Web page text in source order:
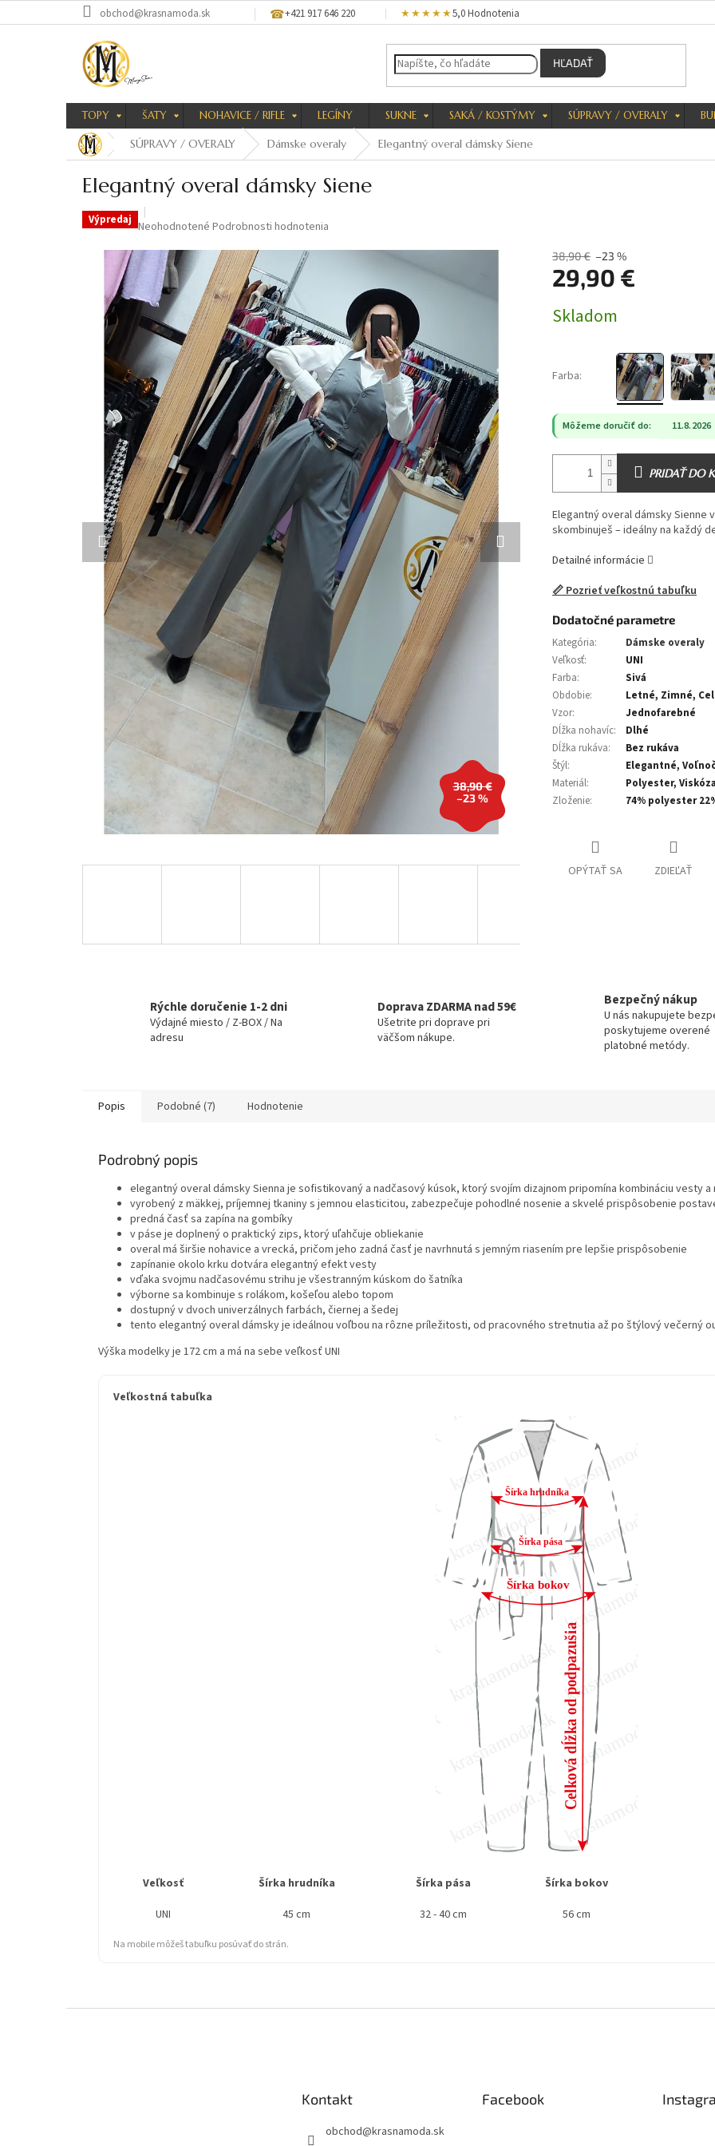
na
obchod@krasnamoda.sk +421 917 646 220 ★★★★★5,0 Hodnotenia
HĽADAŤ
TOPY ŠATY NOHAVICE / RIFLE LEGÍNY SUKNE SAKÁ / KOSTÝMY SÚPRAVY / OVERALY
SÚPRAVY / OVERALY Dámske overaly Elegantný overal dámsky Siene
Elegantný overal dámsky Siene
Výpredaj Priemerné
produktu
je
z
5
hviezdičiek.
Neohodnotené Podrobnosti hodnotenia
38,90 €
–23 %
38,90 € –23 %
29,90 €
cena:
Skladom
Farba:
Môžeme doručiť do: 11.8.2026
PRIDAŤ DO
Elegantný overal dámsky
skombinuješ – ideálny na každý
Detailné informácie
📏 Pozrieť veľkostnú tabuľku
Dodatočné parametre
Kategória:
Dámske overaly
Veľkosť:
UNI
Farba:
Sivá
Obdobie:
Letné, Zimné,
Vzor:
Jednofarebné
Dĺžka nohavíc:
Dlhé
Dĺžka rukáva:
Bez rukáva
Štýl:
Elegantné,
Materiál:
Polyester,
Zloženie: 74% polyester
OPÝTAŤ SA ZDIEĽAŤ
Rýchle doručenie 1-2 dni
Výdajné miesto / Z-BOX / Na
adresu
Doprava ZDARMA nad 59€
Ušetrite pri doprave pri
väčšom nákupe.
Bezpečný nákup
U nás nakupujete
poskytujeme overené
platobné metódy.
Popis Podobné (7) Hodnotenie
Podrobný popis
elegantný overal dámsky Sienna je sofistikovaný a nadčasový kúsok, ktorý svojím dizajnom pripomína kombináciu vesty a
vyrobený z mäkkej, príjemnej tkaniny s jemnou elasticitou, zabezpečuje pohodlné nosenie a skvelé prispôsobenie
predná časť sa zapína na gombíky
v páse je doplnený o praktický zips, ktorý uľahčuje obliekanie
overal má širšie nohavice a vrecká, pričom jeho zadná časť je navrhnutá s jemným riasením pre lepšie prispôsobenie
zapínanie okolo krku dotvára elegantný efekt vesty
vďaka svojmu nadčasovému strihu je všestranným kúskom do šatníka
výborne sa kombinuje s rolákom, košeľou alebo topom
dostupný v dvoch univerzálnych farbách, čiernej a šedej
tento elegantný overal dámsky je ideálnou voľbou na rôzne príležitosti, od pracovného stretnutia až po štýlový večerný
Výška modelky je 172 cm a má na sebe veľkosť UNI
Veľkostná tabuľka
Veľkosť Šírka hrudníka Šírka pása Šírka bokov
UNI
45 cm 32 - 40 cm 56 cm
Na mobile môžeš tabuľku posúvať do strán.
Kontakt
obchod@krasnamoda.sk
Facebook